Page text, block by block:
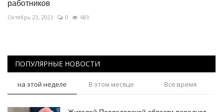
работников
Октябрь 23, 2023 0 683
ПОПУЛЯРНЫЕ НОВОСТИ
на этой неделе В этом месяце Все время